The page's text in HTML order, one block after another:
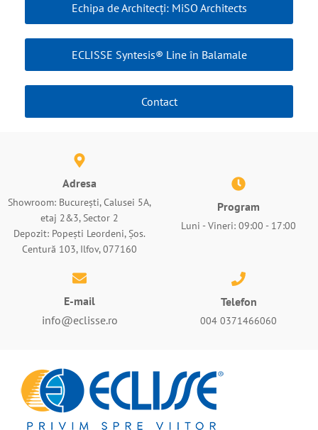
Echipa de Architecți: MiSO Architects
ECLISSE Syntesis® Line în Balamale
Contact
Adresa
Showroom: București, Calusei 5A,
etaj 2&3, Sector 2
Depozit: Popești Leordeni, Șos.
Centură 103, Ilfov, 077160
Program
Luni - Vineri: 09:00 - 17:00
E-mail
info@eclisse.ro
Telefon
004 0371466060